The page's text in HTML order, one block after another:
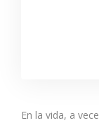
En la vida, a